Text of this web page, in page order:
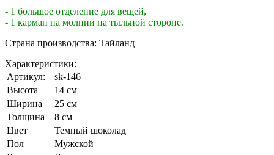
- 1 большое отделение для вещей,
- 1 карман на молнии на тыльной стороне.
Страна производства: Тайланд
Характеристики:
Артикул:
sk-146
Высота
14 см
Ширина
25 см
Толщина
8 см
Цвет
Темный шоколад
Пол
Мужской